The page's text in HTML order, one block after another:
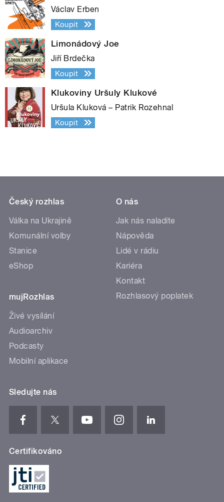
Václav Erben
Koupit
Limonádový Joe
Jiří Brdečka
Koupit
Klukoviny Uršuly Klukové
Uršula Kluková – Patrik Rozehnal
Koupit
Český rozhlas
Válka na Ukrajině
Komunální volby
Stanice
eShop
mujRozhlas
Živé vysílání
Audioarchiv
Podcasty
Mobilní aplikace
O nás
Jak nás naladíte
Nápověda
Lidé v rádiu
Kariéra
Kontakt
Rozhlasový poplatek
Sledujte nás
Certifikováno